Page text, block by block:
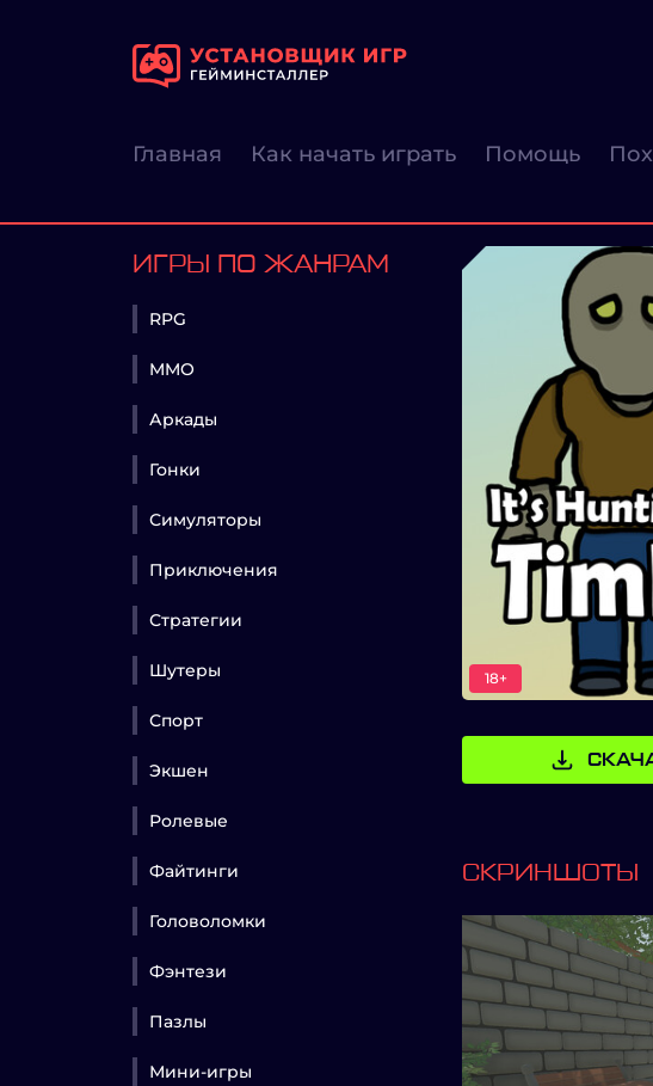
Главная Как начать играть Помощь
ИГРЫ ПО ЖАНРАМ
RPG
MMO
Аркады
Гонки
Симуляторы
Приключения
Стратегии
Шутеры
Спорт
Экшен
Ролевые
Файтинги
Головоломки
Фэнтези
Пазлы
Мини-игры
18+
СКРИНШОТЫ